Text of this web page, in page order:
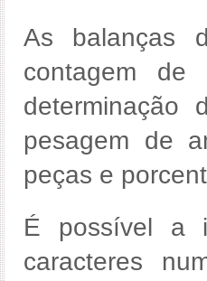
As balanças
contagem de
determinação
pesagem de
peças e
É possível a
caracteres